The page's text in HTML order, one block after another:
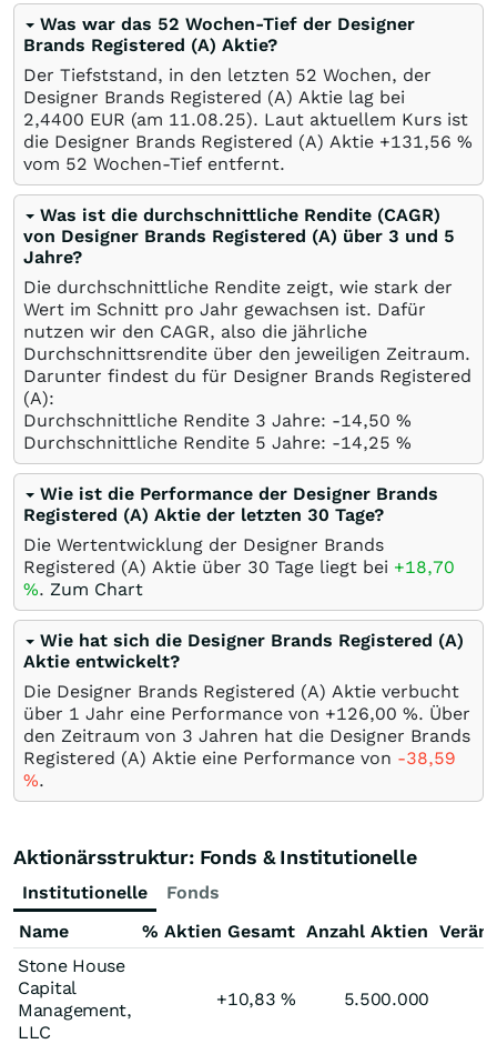
Was war das 52 Wochen-Tief der Designer
Brands Registered (A) Aktie?
Der Tiefststand, in den letzten 52 Wochen, der
Designer Brands Registered (A) Aktie lag bei
2,4400 EUR (am 11.08.25). Laut aktuellem Kurs ist
die Designer Brands Registered (A) Aktie +131,56 %
vom 52 Wochen-Tief entfernt.
Was ist die durchschnittliche Rendite (CAGR)
von Designer Brands Registered (A) über 3 und 5
Jahre?
Die durchschnittliche Rendite zeigt, wie stark der
Wert im Schnitt pro Jahr gewachsen ist. Dafür
nutzen wir den CAGR, also die jährliche
Durchschnittsrendite über den jeweiligen Zeitraum.
Darunter findest du für Designer Brands Registered
(A):
Durchschnittliche Rendite 3 Jahre: -14,50 %
Durchschnittliche Rendite 5 Jahre: -14,25 %
Wie ist die Performance der Designer Brands
Registered (A) Aktie der letzten 30 Tage?
Die Wertentwicklung der Designer Brands
Registered (A) Aktie über 30 Tage liegt bei +18,70
%. Zum Chart
Wie hat sich die Designer Brands Registered (A)
Aktie entwickelt?
Die Designer Brands Registered (A) Aktie verbucht
über 1 Jahr eine Performance von +126,00 %. Über
den Zeitraum von 3 Jahren hat die Designer Brands
Registered (A) Aktie eine Performance von -38,59
%.
Aktionärsstruktur: Fonds & Institutionelle
Institutionelle
Fonds
Name
% Aktien Gesamt Anzahl Aktien
Stone House
Capital
Management,
LLC
+10,83% 5.500.000